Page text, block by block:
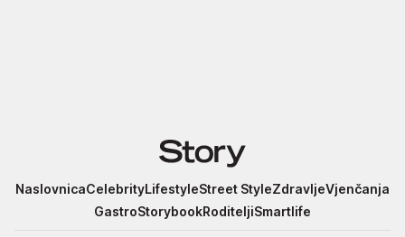
Story
NaslovnicaCelebrityLifestyleStreet StyleZdravljeVjenčanja
GastroStorybookRoditeljiSmartlife